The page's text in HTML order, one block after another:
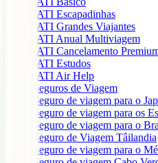
IATI Escapadinhas
IATI Grandes Viajantes
IATI Anual Multiviagem
IATI Cancelamento
IATI Estudos
IATI Air Help
Seguros de Viagem
Seguro de viagem para o
Seguro de viagem para os
Seguro de viagem para o
Seguro de Viagem Tâilandia
Seguro de viagem para o